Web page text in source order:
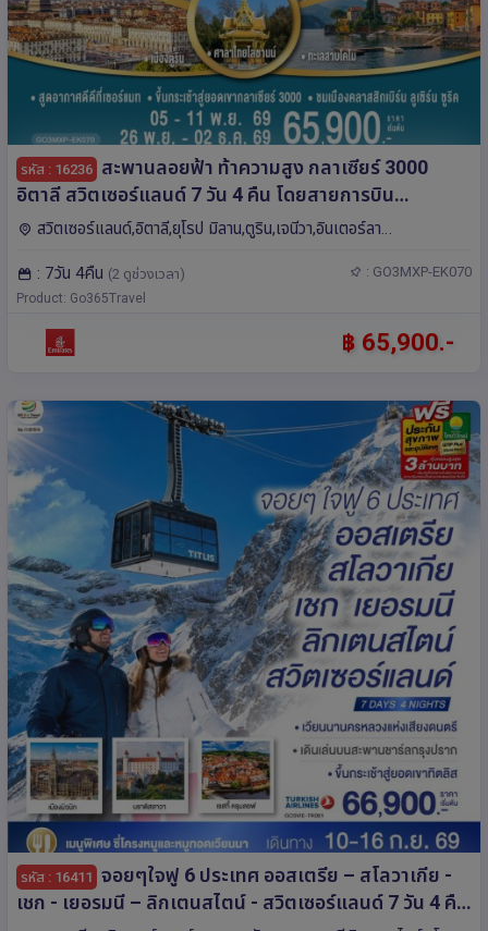
รหัส : 16236 สะพานลอยฟ้า ท้าความสูง กลาเซียร์ 3000
อิตาลี สวิตเซอร์แลนด์ 7 วัน 4 คืน โดยสายการบิน
EMIRATES (EK)
สวิตเซอร์แลนด์,อิตาลี,ยุโรป มิลาน,ตูริน,เจนีวา,อินเตอร์ลา
: 7วัน 4คืน (2 ดูช่วงเวลา) : GO3MXP-EK070
Product: Go365Travel
฿ 65,900.-
รหัส : 16411 จอยๆใจฟู 6 ประเทศ ออสเตรีย – สโลวาเกีย -
เชก - เยอรมนี – ลิกเตนสไตน์ - สวิตเซอร์แลนด์ 7 วัน 4 คืน